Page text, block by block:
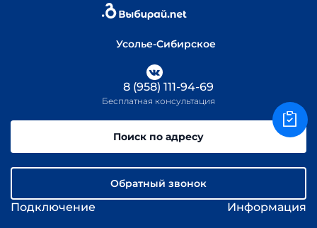
Усолье-Сибирское
Подключение Информация
8 (958) 111-94-69
Бесплатная консультация
Поиск по адресу
Обратный звонок